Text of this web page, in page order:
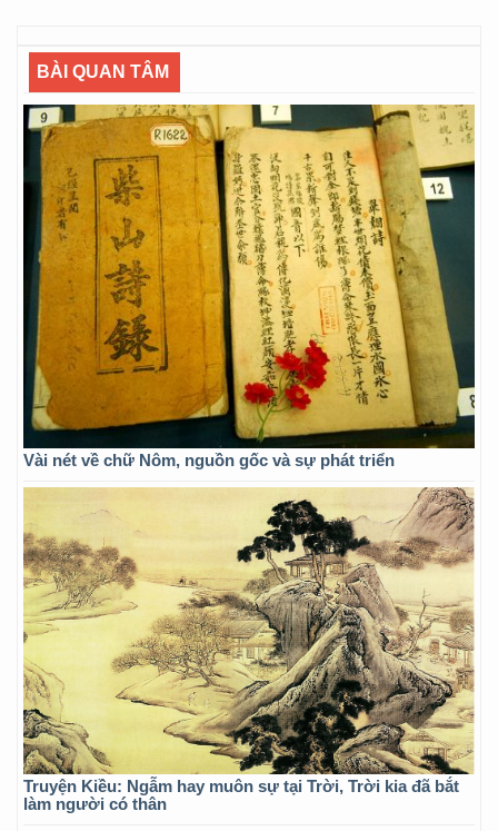
BÀI QUAN TÂM
Vài nét về chữ Nôm, nguồn gốc và sự phát triển
Truyện Kiều: Ngẫm hay muôn sự tại Trời, Trời kia đã bắt
làm người có thân